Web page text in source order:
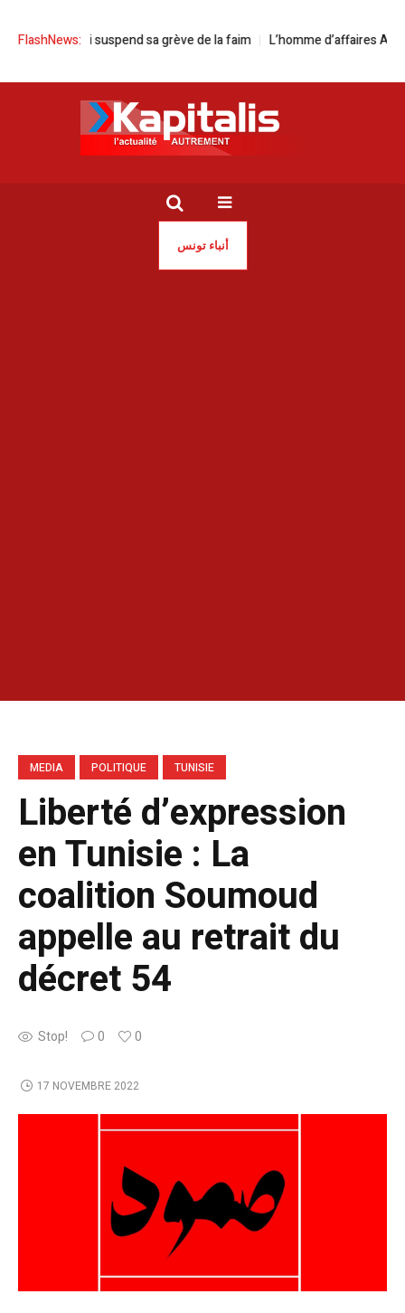
FlashNews:
Ferjani suspend sa grève de la faim L’homme d’affaires
أنباء تونس
MEDIA POLITIQUE TUNISIE
Liberté d’expression
en Tunisie : La
coalition Soumoud
appelle au retrait du
décret 54
Stop! 0 0
17 NOVEMBRE 2022